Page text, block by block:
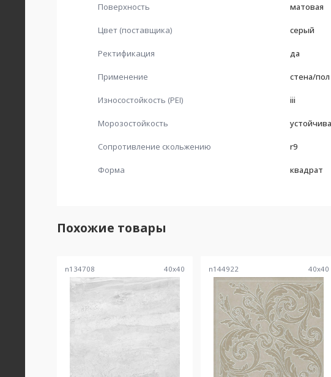
Поверхность матовая
Цвет (поставщика) серый
Ректификация да
Применение стена/пол
Износостойкость (PEI) iii
Морозостойкость устойчива
Сопротивление скольжению r9
Форма квадрат
Похожие товары
n134708 40x40 n144922 40x40